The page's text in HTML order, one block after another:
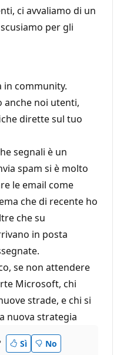
ci avvaliamo di un
per gli
in community.
anche noi utenti,
dirette sul tuo
segnali è un
spam si è molto
le email come
che di recente ho
che su
in posta
se non attendere
Microsoft, chi
strade, e chi si
nuova strategia
Sì No